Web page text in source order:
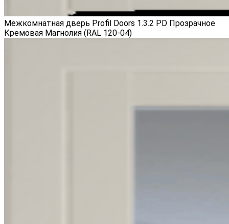
Межкомнатная дверь Profil Doors 1.3.2 PD Прозрачное
Кремовая Магнолия (RAL 120-04)